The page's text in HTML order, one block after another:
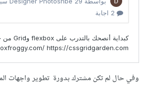
وفي حال لم تكن مشترك بدورة تطوير واجهات